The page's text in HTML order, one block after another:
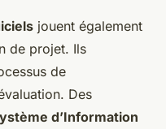
jouent également
de projet. Ils
de
Des
d’Information